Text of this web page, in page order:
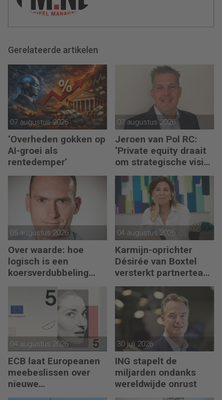
Gerelateerde artikelen
07 augustus 2026
‘Overheden gokken op
AI-groei als
rentedemper’
07 augustus 2026
Jeroen van Pol RC:
‘Private equity draait
om strategische visie
én operational
excellence’
05 augustus 2026
Over waarde: hoe
logisch is een
koersverdubbeling
04 augustus 2026
Karmijn-oprichter
Désirée van Boxtel
versterkt partnerteam
CFO Capabel
04 augustus 2026
ECB laat Europeanen
meebeslissen over
nieuwe
eurobankbiljetten
30 juli 2026
ING stapelt de
miljarden ondanks
wereldwijde onrust